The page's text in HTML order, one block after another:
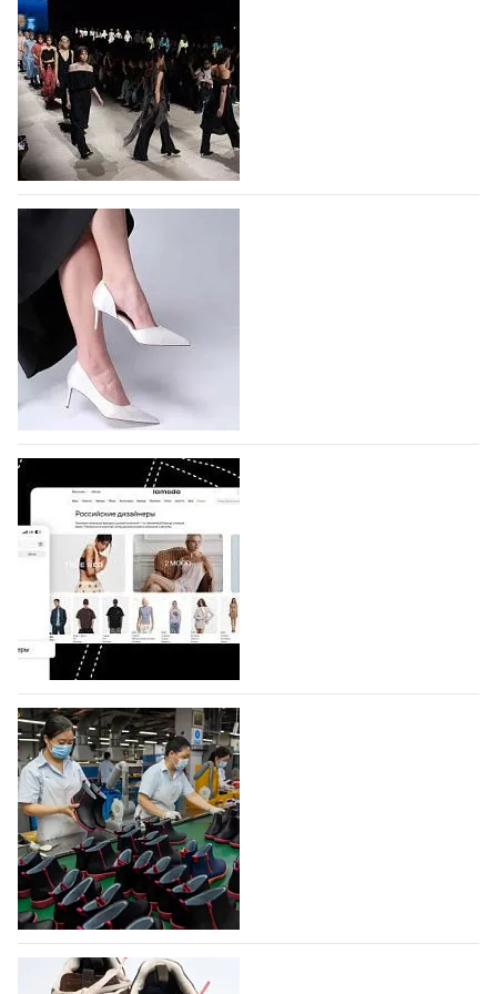
На участие в Московской неделе моды
подано 1047 заявок
На участие в седьмой Московской неделе моды,
которая пройдет в российской столице с 26 сентября
по 1 октября, уже подано 1047 заявок. Примерно
половину из них (494) прислали дизайнеры,
коллекции которых не были представлены в…
07.08.2026 316
BALLINA представит свои новинки на Euro
Shoes
Компания BALLINA Guangzhou Lihuang Footwear
Co., Ltd., основанная в 2011 году и расположенная в
Гуанчжоу, столице моды Китая, является
профессиональной обувной компанией,
объединяющей разработку, производство и…
07.08.2026 238
На платформе Lamoda - новый раздел и
условия продвижения локальных
дизайнерских марок
Российский маркетплейс Lamoda решил обновить
раздел для продажи продукции локальных
дизайнерских марок одежды, обуви и аксессуаров.
Бренды также получат маркетинговую…
06.08.2026 444
Объем мирового производства обуви в